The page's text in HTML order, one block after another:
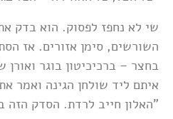
שי לא נחפז לפסוק. הוא בדק
השורשים, סימן אזורים. אז
בחצר – ברכיכיטון בוגר
איתם ליד שולחן הגינה ואמר
"האלון חייב לרדת. הסדק הזה